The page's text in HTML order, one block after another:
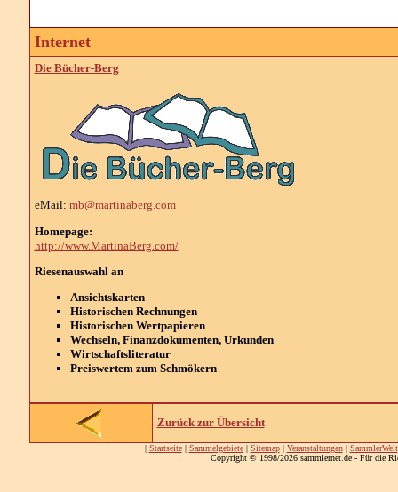
Internet
Die Bücher-Berg
eMail: mb@martinaberg.com
Homepage:
http://www.MartinaBerg.com/
Riesenauswahl an
Ansichtskarten
Historischen Rechnungen
Historischen Wertpapieren
Wechseln, Finanzdokumenten, Urkunden
Wirtschaftsliteratur
Preiswertem zum Schmökern
Zurück zur Übersicht
| Startseite| Sammelgebiete| Sitemap| Veranstaltungen| SammlerWelt
Copyright © 1998/2026 sammlernet.de - Für die